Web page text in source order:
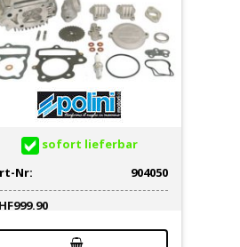
sofort lieferbar
Nr:
904050
999.90